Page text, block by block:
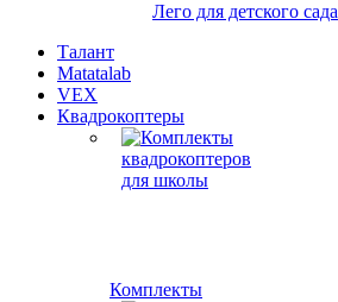
Лего для детского сада
Талант
Matatalab
VEX
Квадрокоптеры
Комплекты